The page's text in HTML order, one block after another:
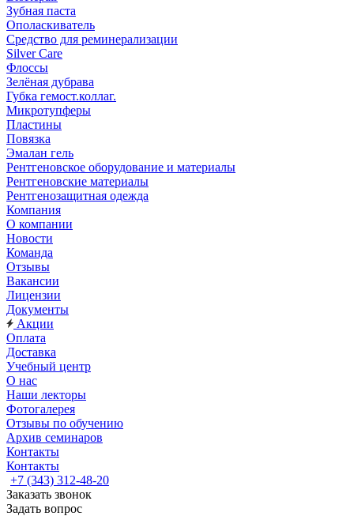
Зубная паста
Ополаскиватель
Средство для реминерализации
Silver Care
Флоссы
Зелёная дубрава
Губка гемост.коллаг.
Микротупферы
Пластины
Повязка
Эмалан гель
Рентгеновское оборудование и материалы
Рентгеновские материалы
Рентгенозащитная одежда
Компания
О компании
Новости
Команда
Отзывы
Вакансии
Лицензии
Документы
Акции
Оплата
Доставка
Учебный центр
О нас
Наши лекторы
Фотогалерея
Отзывы по обучению
Архив семинаров
Контакты
Контакты
+7 (343) 312-48-20
Заказать звонок
Задать вопрос